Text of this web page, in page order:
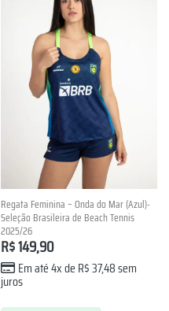
Regata Feminina – Onda do Mar (Azul)-
Seleção Brasileira de Beach Tennis
2025/26
R$149,90
Em até 4x de R$37,48sem
juros